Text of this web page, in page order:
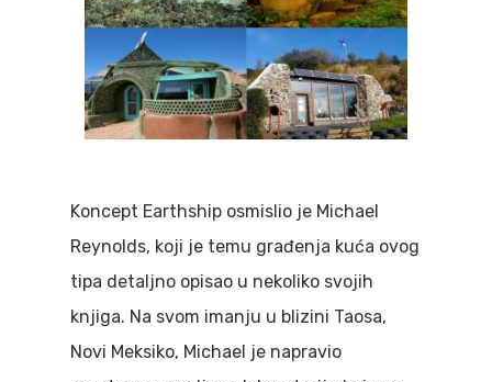
Koncept Earthship osmislio je Michael
Reynolds, koji je temu građenja kuća ovog
tipa detaljno opisao u nekoliko svojih
knjiga. Na svom imanju u blizini Taosa,
Novi Meksiko, Michael je napravio